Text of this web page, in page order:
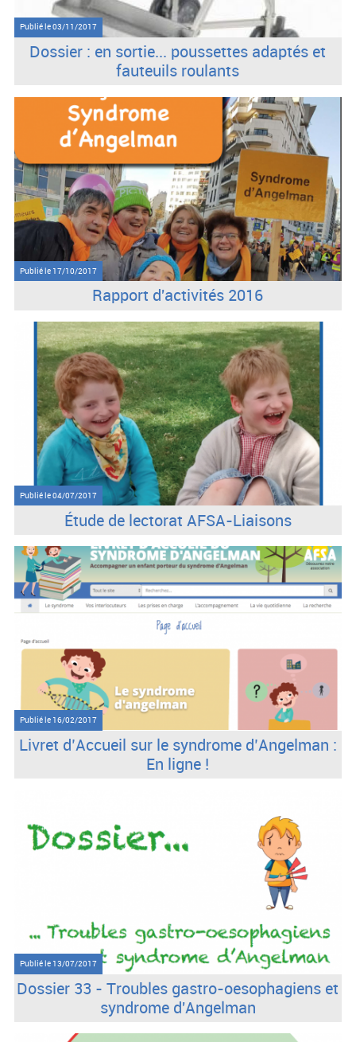
Publié le03/11/2017
Dossier : en sortie... poussettes adaptés et
fauteuils roulants
Publié le 17/10/2017
Rapport d'activités 2016
Publié le04/07/2017
Étude de lectorat AFSA-Liaisons
Publié le 16/02/2017
Livret d’Accueil sur le syndrome d’Angelman :
En ligne !
Publié le 13/07/2017
Dossier 33 - Troubles gastro-oesophagiens et
syndrome d'Angelman